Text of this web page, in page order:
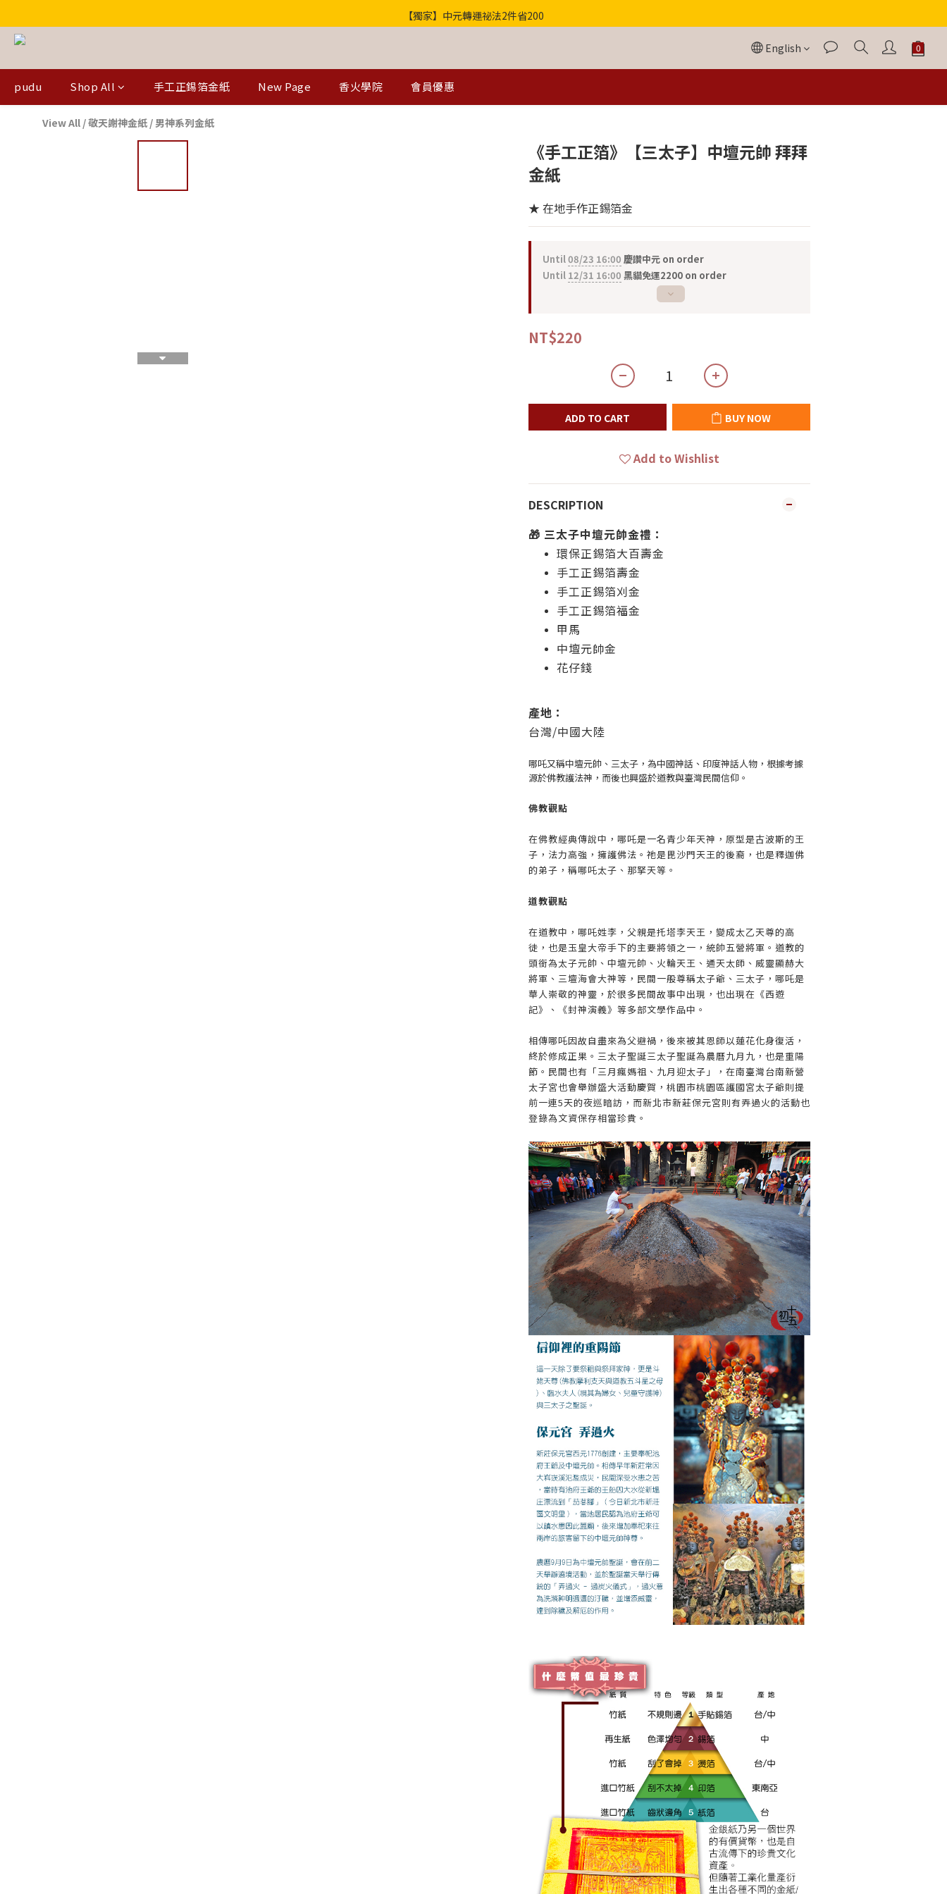
歡迎光臨！全店滿1000免運
【獨家】中元轉運祕法2件省200
English
pudu Shop All 手工正錫箔金紙 New Page 香火學院 會員優惠
View All /敬天謝神金紙 / 男神系列金紙
《手工正箔》【三太子】中壇元帥 拜拜
金紙
★ 在地手作正錫箔金
Until08/23 16:00 慶讚中元 on order
Until 12/31 16:00 黑貓免運2200 on order
NT$220
ADD TO CART BUY NOW
Add to Wishlist
DESCRIPTION
🎁 三太子中壇元帥金禮：
環保正錫箔大百壽金
手工正錫箔壽金
手工正錫箔刈金
手工正錫箔福金
甲馬
中壇元帥金
花仔錢
產地：
台灣/中國大陸
哪吒又稱中壇元帥、三太子，為中國神話、印度神話人物，根據考據
源於佛教護法神，而後也興盛於道教與臺灣民間信仰。
佛教觀點
在佛教經典傳說中，哪吒是一名青少年天神，原型是古波斯的王
子，法力高強，擁護佛法。祂是毘沙門天王的後裔，也是釋迦佛
的弟子，稱哪吒太子、那拏天等。
道教觀點
在道教中，哪吒姓李，父親是托塔李天王，變成太乙天尊的高
徒，也是玉皇大帝手下的主要將領之一，統帥五營將軍。道教的
頭銜為太子元帥、中壇元帥、火輪天王、通天太師、威靈顯赫大
將軍、三壇海會大神等，民間一般尊稱太子爺、三太子，哪吒是
華人崇敬的神靈，於很多民間故事中出現，也出現在《西遊
記》、《封神演義》等多部文學作品中。
相傳哪吒因故自盡來為父避禍，後來被其恩師以蓮花化身復活，
終於修成正果。三太子聖誕三太子聖誕為農曆九月九，也是重陽
節。民間也有「三月瘋媽祖、九月迎太子」，在南臺灣台南新營
太子宮也會舉辦盛大活動慶賀，桃園市桃園區護國宮太子爺則提
前一連5天的夜巡暗訪，而新北市新莊保元宮則有弄過火的活動也
登錄為文資保存相當珍貴。